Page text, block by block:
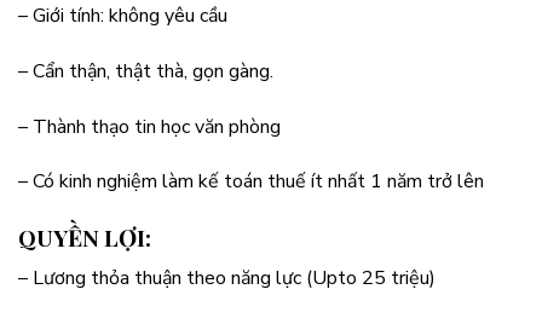
– Giới tính: không yêu cầu
– Cẩn thận, thật thà, gọn gàng.
– Thành thạo tin học văn phòng
– Có kinh nghiệm làm kế toán thuế ít nhất 1 năm trở lên
QUYỀN LỢI:
– Lương thỏa thuận theo năng lực (Upto 25 triệu)